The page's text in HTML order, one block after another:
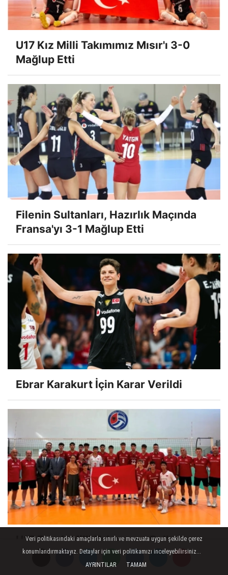
U17 Kız Milli Takımımız Mısır'ı 3-0
Mağlup Etti
Filenin Sultanları, Hazırlık Maçında
Fransa'yı 3-1 Mağlup Etti
Ebrar Karakurt İçin Karar Verildi
U17 Erkek Milli Takımımız Balkan
Şampiyonası'nda Finalde
Veri politikasındaki amaçlarla sınırlı ve mevzuata uygun şekilde çerez
konumlandırmaktayız. Detaylar için veri politikamızı inceleyebilirsiniz...
AYRINTILAR
TAMAM